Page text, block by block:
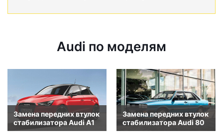
Audi по моделям
Замена передних втулок
стабилизатора Audi A1
Замена передних втулок
стабилизатора Audi 80